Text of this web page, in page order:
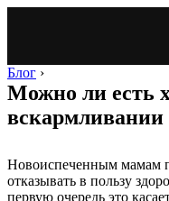
Блог ›
Можно ли есть
вскармливании
Новоиспеченным мамам
отказывать в пользу
первую очередь это